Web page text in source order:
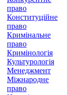
право
Конституційне
право
Кримінальне
право
Кримінологія
Культурологія
Менеджмент
Міжнародне
право